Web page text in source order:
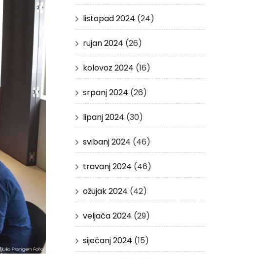
listopad 2024 (24)
rujan 2024 (26)
kolovoz 2024 (16)
srpanj 2024 (26)
lipanj 2024 (30)
svibanj 2024 (46)
travanj 2024 (46)
ožujak 2024 (42)
veljača 2024 (29)
siječanj 2024 (15)